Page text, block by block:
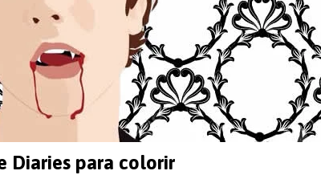
Diaries para colorir